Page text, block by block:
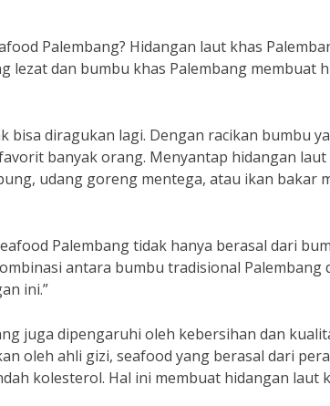
Palembang? Hidangan laut khas
lezat dan bumbu khas Palembang membuat
bisa diragukan lagi. Dengan racikan bumbu
banyak orang. Menyantap hidangan
udang goreng mentega, atau ikan bakar
Palembang tidak hanya berasal dari
antara bumbu tradisional Palembang
ini.”
juga dipengaruhi oleh kebersihan dan
oleh ahli gizi, seafood yang berasal dari
kolesterol. Hal ini membuat hidangan laut